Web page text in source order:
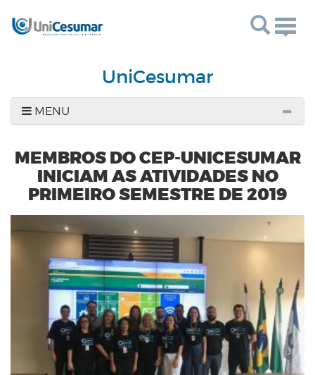
UniCesumar
MENU
MEMBROS DO CEP-UNICESUMAR
INICIAM AS ATIVIDADES NO
PRIMEIRO SEMESTRE DE 2019